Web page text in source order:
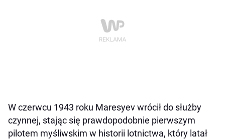
W czerwcu 1943 roku Maresyev wrócił do służby
czynnej, stając się prawdopodobnie pierwszym
pilotem myśliwskim w historii lotnictwa, który latał